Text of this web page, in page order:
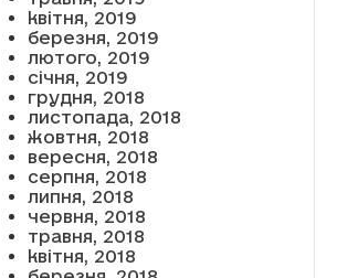
квітня, 2019
березня, 2019
лютого, 2019
січня, 2019
грудня, 2018
листопада, 2018
жовтня, 2018
вересня, 2018
серпня, 2018
липня, 2018
червня, 2018
травня, 2018
квітня, 2018